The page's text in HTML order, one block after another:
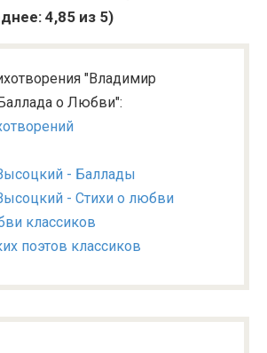
4,85 из 5)
"Владимир
о Любви":
- Баллады
- Стихи о любви
классиков
поэтов классиков